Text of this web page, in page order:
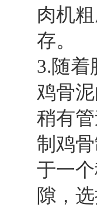
肉机
存。
3.随着
鸡骨
稍有
制鸡
于一
隙，